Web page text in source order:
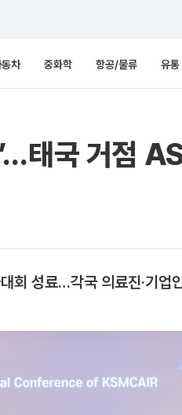
차 중화학 항공/물류 유통
’…태국 거
회 성료…각국 의료진·기업